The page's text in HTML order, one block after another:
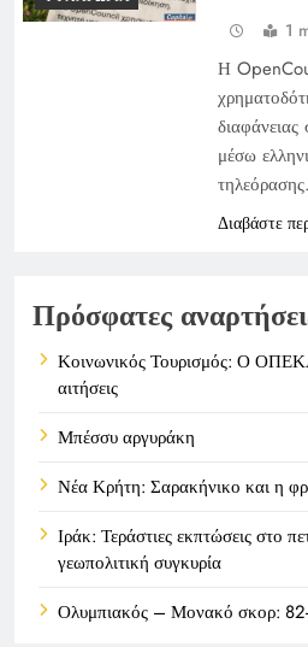
1
Η
μέσω
τηλεόρασης.
Διαβάστε
Πρόσφατες
Κοινωνικός Τουρισμός: Ο
αιτήσεις
Μπέσσυ αργυράκη
Νέα Κρήτη: Σαρακήνικο και η
Ιράκ: Τεράστιες εκπτώσεις στο
γεωπολιτική συγκυρία
Ολυμπιακός – Μονακό σκορ: